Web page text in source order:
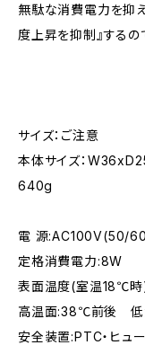
無駄な消費電力を抑
度上昇を抑制』するの
サイズ：ご注意
本体サイズ：
640g
電 源:AC100V(50/
定格消費電力:8W
表面温度(室温18℃時
高温面:38℃前後 低
安全装置:PTC・ヒュ